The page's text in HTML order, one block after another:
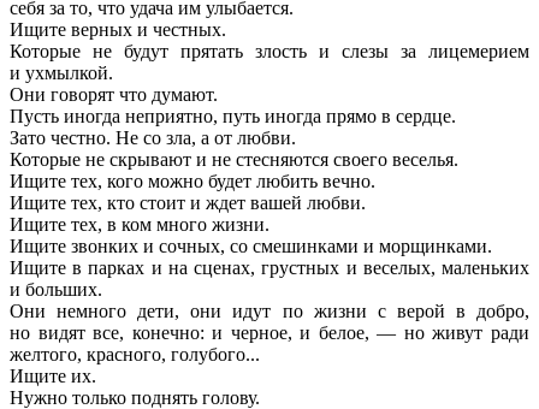
себя за то, что удача им улыбается.
Ищите верных и честных.
Которые не будут прятать злость и слезы за лицемерием
и ухмылкой.
Они говорят что думают.
Пусть иногда неприятно, путь иногда прямо в сердце.
Зато честно. Не со зла, а от любви.
Которые не скрывают и не стесняются своего веселья.
Ищите тех, кого можно будет любить вечно.
Ищите тех, кто стоит и ждет вашей любви.
Ищите тех, в ком много жизни.
Ищите звонких и сочных, со смешинками и морщинками.
Ищите в парках и на сценах, грустных и веселых, маленьких
и больших.
Они немного дети, они идут по жизни с верой в добро,
но видят все, конечно: и черное, и белое, — но живут ради
желтого, красного, голубого...
Ищите их.
Нужно только поднять голову.